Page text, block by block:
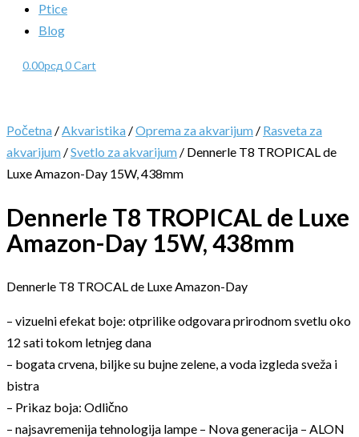
Ptice
Blog
0.00рсд 0Cart
Početna /Akvaristika /Oprema za akvarijum / Rasveta za
akvarijum /Svetlo za akvarijum / Dennerle T8 TROPICAL de
Luxe Amazon-Day 15W, 438mm
Dennerle T8 TROPICAL de Luxe
Amazon-Day 15W, 438mm
Dennerle T8 TROCAL de Luxe Amazon-Day
– vizuelni efekat boje: otprilike odgovara prirodnom svetlu oko
12 sati tokom letnjeg dana
– bogata crvena, biljke su bujne zelene, a voda izgleda sveža i
bistra
– Prikaz boja: Odlično
– najsavremenija tehnologija lampe – Nova generacija – ALON